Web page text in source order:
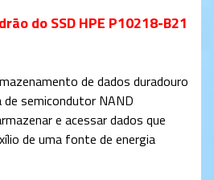
do SSD HPE P10218-B21
de dados duradouro
semicondutor NAND
e acessar dados que
de uma fonte de energia